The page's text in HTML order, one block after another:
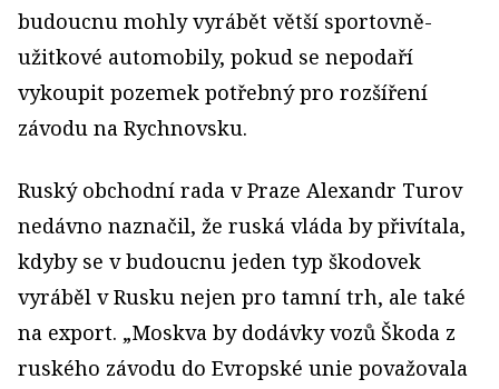
budoucnu mohly vyrábět větší sportovně-
užitkové automobily, pokud se nepodaří
vykoupit pozemek potřebný pro rozšíření
závodu na Rychnovsku.
Ruský obchodní rada v Praze Alexandr Turov
nedávno naznačil, že ruská vláda by přivítala,
kdyby se v budoucnu jeden typ škodovek
vyráběl v Rusku nejen pro tamní trh, ale také
na export. „Moskva by dodávky vozů Škoda z
ruského závodu do Evropské unie považovala